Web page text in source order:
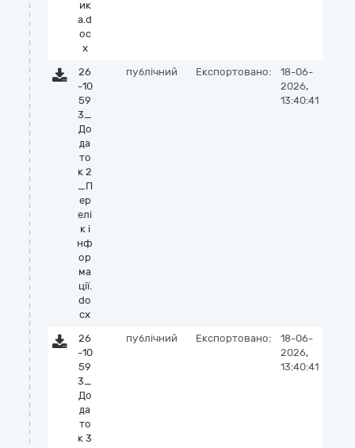
ик
а.d
oc
x
26
-10
59
3_
До
да
то
к 2
_П
ер
елі
к і
нф
ор
ма
ції.
do
cx
публічний Експортовано:
18-06-
2026,
13:40:41
26
-10
59
3_
До
да
то
к 3
публічний Експортовано:
18-06-
2026,
13:40:41